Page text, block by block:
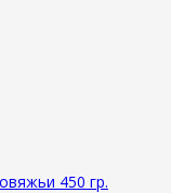
450 гр.